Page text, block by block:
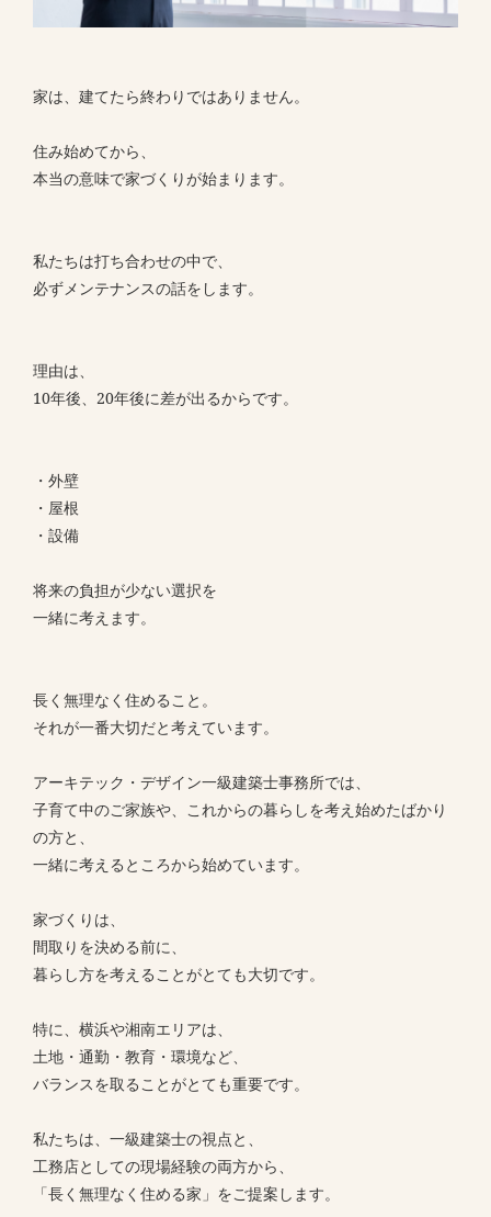
家は、建てたら終わりではありません。
住み始めてから、
本当の意味で家づくりが始まります。
私たちは打ち合わせの中で、
必ずメンテナンスの話をします。
理由は、
10年後、20年後に差が出るからです。
・外壁
・屋根
・設備
将来の負担が少ない選択を
一緒に考えます。
長く無理なく住めること。
それが一番大切だと考えています。
アーキテック・デザイン一級建築士事務所では、
子育て中のご家族や、これからの暮らしを考え始めたばかり
の方と、
一緒に考えるところから始めています。
家づくりは、
間取りを決める前に、
暮らし方を考えることがとても大切です。
特に、横浜や湘南エリアは、
土地・通勤・教育・環境など、
バランスを取ることがとても重要です。
私たちは、一級建築士の視点と、
工務店としての現場経験の両方から、
「長く無理なく住める家」をご提案します。